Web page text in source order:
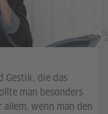
Gestik, die das
man besonders
wenn man den